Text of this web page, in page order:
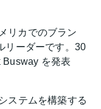
リカでのブラン
リーダーです。30
を発表
ステムを構築する